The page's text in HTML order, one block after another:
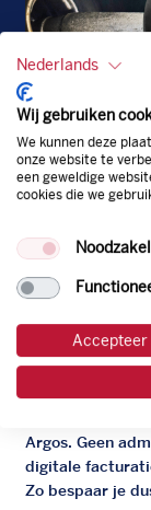
De
Argos. Geen
digitale
Zo bespaar je
Nederlands
Wij gebruiken
We kunnen deze
onze website te
een geweldige
cookies die we
Accepteer